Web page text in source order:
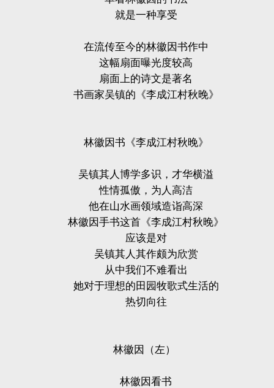
就是一种享受
在流传至今的林徽因书作中
这幅扇面曝光度较高
扇面上的诗文是著名
书画家吴镇的《李成江村秋晚》
林徽因书《李成江村秋晚》
吴镇其人博学多识，才华横溢
性情孤傲，为人高洁
他在山水画领域造诣高深
林徽因手书这首《李成江村秋晚》
应该是对
吴镇其人其作颇为欣赏
从中我们不难看出
她对于理想的田园牧歌式生活的
热切向往
林徽因（左）
林徽因看书